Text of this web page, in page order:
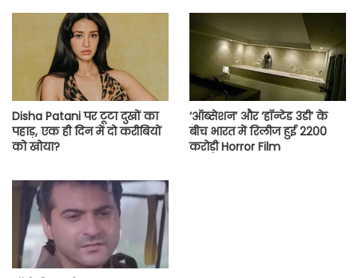
Disha Patani पर टूटा दुखों का
पहाड़, एक ही दिन में दो करीबियों
को खोया?
‘ऑब्सेशन’ और ‘हॉन्टेड 3डी’ के
बीच भारत में रिलीज हुई 2200
करोड़ी Horror Film